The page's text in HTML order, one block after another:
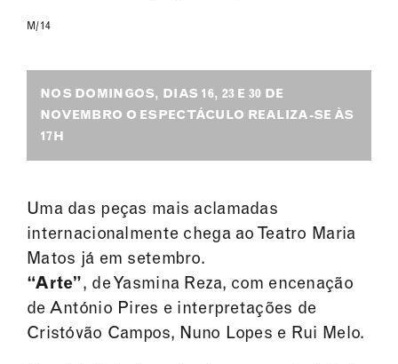
M/14
NOS DOMINGOS, DIAS 16, 23 E 30 DE
NOVEMBRO O ESPECTÁCULO REALIZA-SE ÀS
17H
Uma das peças mais aclamadas
internacionalmente chega ao Teatro Maria
Matos já em setembro.
“Arte”, de Yasmina Reza, com encenação
de António Pires e interpretações de
Cristóvão Campos, Nuno Lopes e Rui Melo.